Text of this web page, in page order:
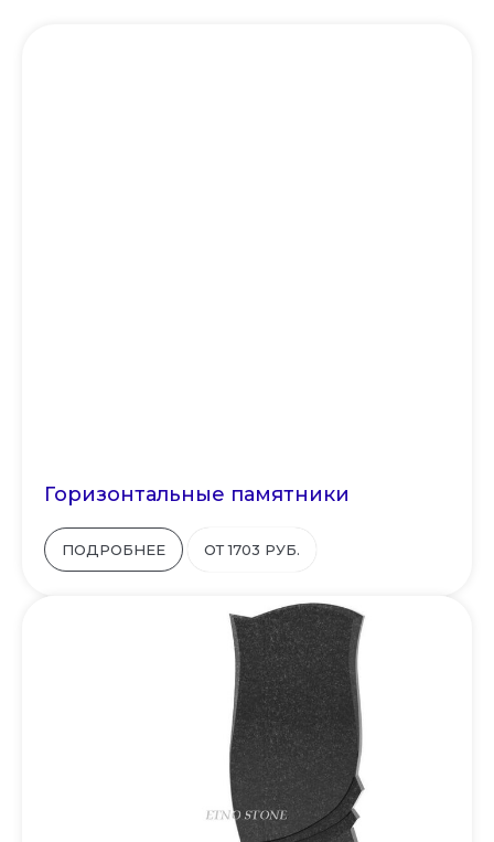
Горизонтальные памятники
ПОДРОБНЕЕ ОТ 1703 РУБ.